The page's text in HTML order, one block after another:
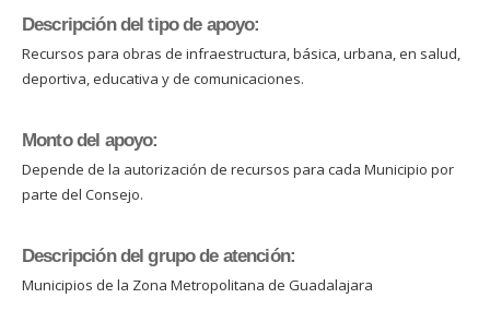
Descripción del tipo de apoyo:
Recursos para obras de infraestructura, básica, urbana, en salud,
deportiva, educativa y de comunicaciones.
Monto del apoyo:
Depende de la autorización de recursos para cada Municipio por
parte del Consejo.
Descripción del grupo de atención:
Municipios de la Zona Metropolitana de Guadalajara